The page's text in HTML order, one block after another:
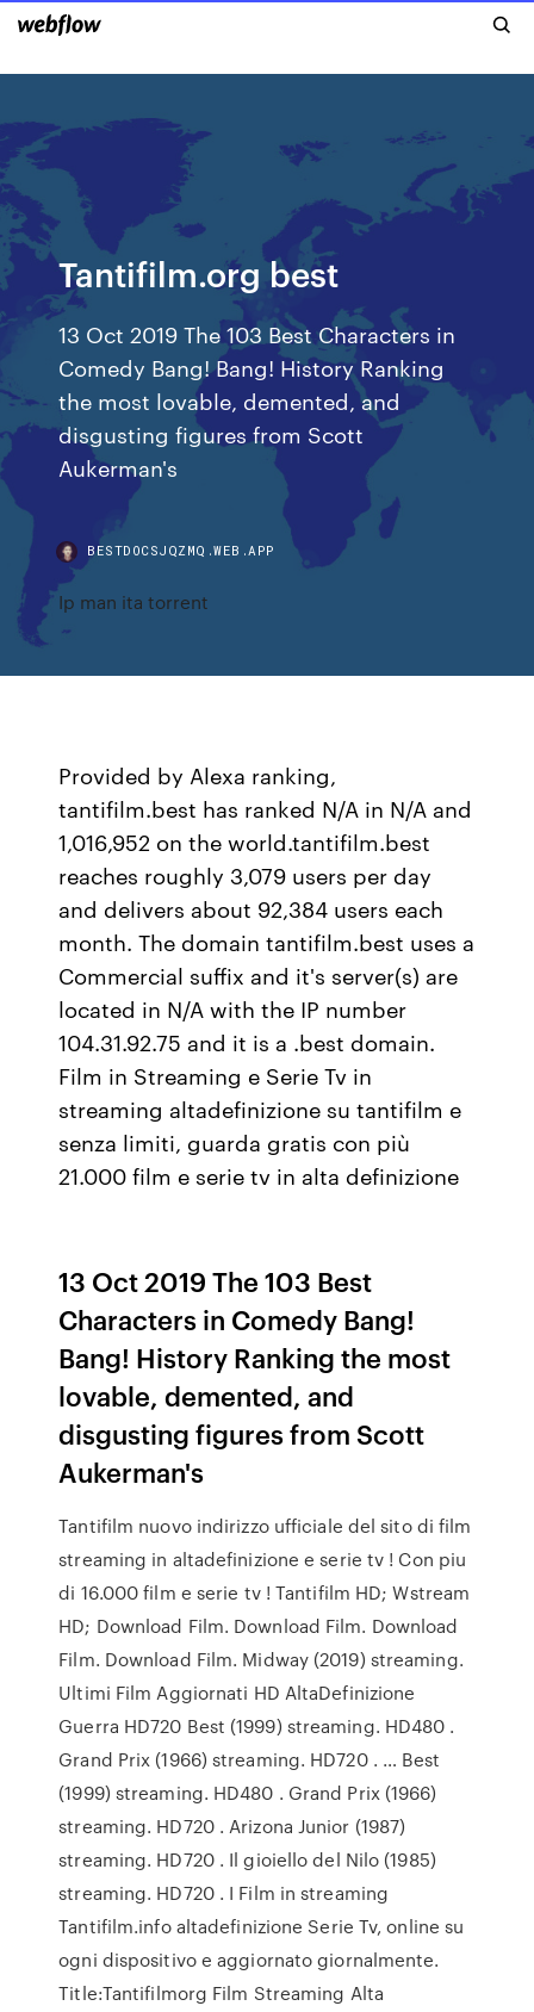
Tantifilm.org best
13 Oct 2019 The 103 Best Characters in
Comedy Bang! Bang! History Ranking
the most lovable, demented, and
disgusting figures from Scott
Aukerman's
BESTDOCSJQZMQ.WEB.APP
Ip man ita torrent
Provided by Alexa ranking,
tantifilm.best has ranked N/A in N/A and
1,016,952 on the world.tantifilm.best
reaches roughly 3,079 users per day
and delivers about 92,384 users each
month. The domain tantifilm.best uses a
Commercial suffix and it's server(s) are
located in N/A with the IP number
104.31.92.75 and it is a .best domain.
Film in Streaming e Serie Tv in
streaming altadefinizione su tantifilm e
senza limiti, guarda gratis con più
21.000 film e serie tv in alta definizione
13 Oct 2019 The 103 Best
Characters in Comedy Bang!
Bang! History Ranking the most
lovable, demented, and
disgusting figures from Scott
Aukerman's
Tantifilm nuovo indirizzo ufficiale del sito di film
streaming in altadefinizione e serie tv ! Con piu
di 16.000 film e serie tv ! Tantifilm HD; Wstream
HD; Download Film. Download Film. Download
Film. Download Film. Midway (2019) streaming.
Ultimi Film Aggiornati HD AltaDefinizione
Guerra HD720 Best (1999) streaming. HD480 .
Grand Prix (1966) streaming. HD720 . … Best
(1999) streaming. HD480 . Grand Prix (1966)
streaming. HD720 . Arizona Junior (1987)
streaming. HD720 . Il gioiello del Nilo (1985)
streaming. HD720 . I Film in streaming
Tantifilm.info altadefinizione Serie Tv, online su
ogni dispositivo e aggiornato giornalmente.
Title:Tantifilmorg Film Streaming Alta